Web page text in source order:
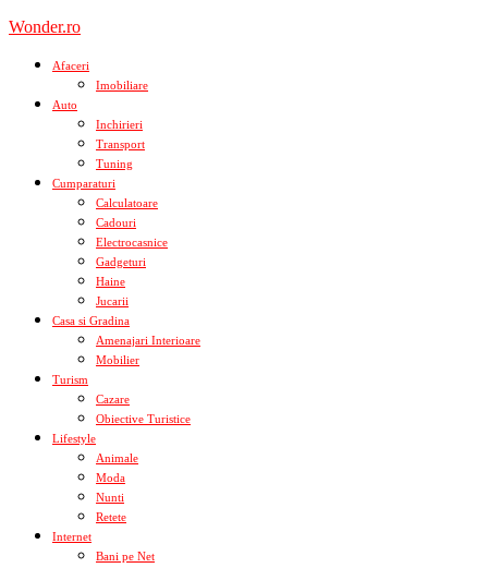
Skip
content
Wonder.ro
Afaceri
Imobiliare
Auto
Inchirieri
Transport
Tuning
Cumparaturi
Calculatoare
Cadouri
Electrocasnice
Gadgeturi
Haine
Jucarii
Casa si Gradina
Amenajari Interioare
Mobilier
Turism
Cazare
Obiective Turistice
Lifestyle
Animale
Moda
Nunti
Retete
Internet
Bani pe Net